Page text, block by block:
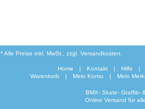
* Alle Preise inkl. MwSt., zzgl. Versandkosten.
Home | Kontakt | Hilfe
|
Warenkorb
| Mein Konto | Mein
BMX- Skate- Graffiti-
Online Versand für